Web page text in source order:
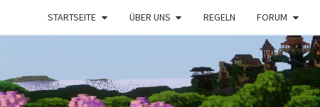
STARTSEITE ÜBER UNS REGELN FORUM